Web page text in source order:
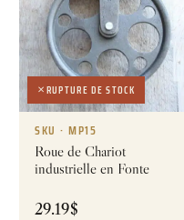
RUPTURE DE STOCK
SKU · MP15
Roue de Chariot
industrielle en Fonte
29.19$